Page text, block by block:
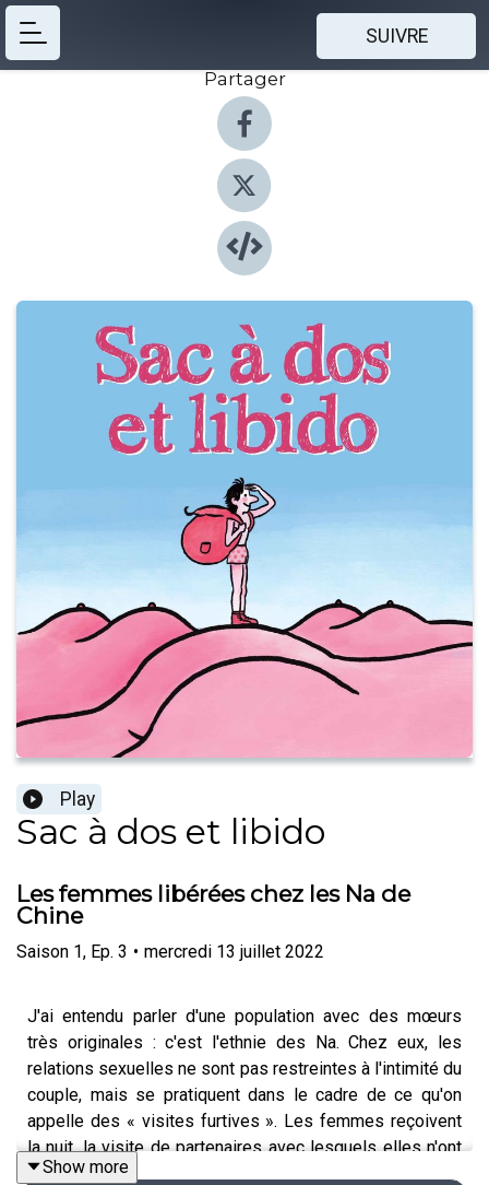
SUIVRE
Partager
Play
Sac à dos et libido
Les femmes libérées chez les Na de
Chine
Saison 1, Ep. 3 • mercredi 13 juillet 2022
J'ai entendu parler d'une population avec des mœurs
très originales : c'est l'ethnie des Na. Chez eux, les
relations sexuelles ne sont pas restreintes à l'intimité du
couple, mais se pratiquent dans le cadre de ce qu'on
appelle des « visites furtives ». Les femmes reçoivent
la nuit, la visite de partenaires avec lesquels elles n'ont
pas d'engagement affectif. Quelle est la part de mythe
Show more